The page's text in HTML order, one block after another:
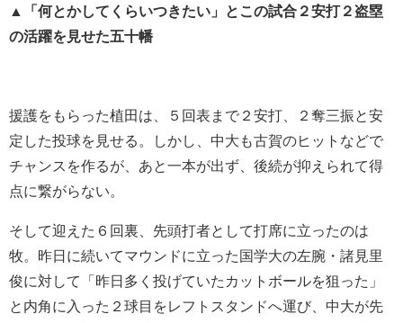
▲「何とかしてくらいつきたい」とこの試合２安打２盗塁
の活躍を見せた五十幡
援護をもらった植田は、５回表まで２安打、２奪三振と安
定した投球を見せる。しかし、中大も古賀のヒットなどで
チャンスを作るが、あと一本が出ず、後続が抑えられて得
点に繋がらない。
そして迎えた６回裏、先頭打者として打席に立ったのは
牧。昨日に続いてマウンドに立った国学大の左腕・諸見里
俊に対して「昨日多く投げていたカットボールを狙った」
と内角に入った２球目をレフトスタンドへ運び、中大が先